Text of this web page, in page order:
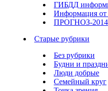
ГИБДД
Информация
ПРОГНОЗ-2014
Старые рубрики
Без рубрики
Будни и
Люди добрые
Семейный круг